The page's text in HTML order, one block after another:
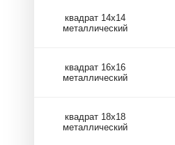
квадрат 14х14
металлический
квадрат 16х16
металлический
квадрат 18х18
металлический